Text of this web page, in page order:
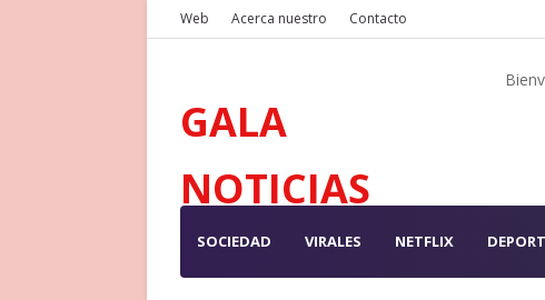
Web Acerca nuestro Contacto
GALA
NOTICIAS
SOCIEDAD VIRALES NETFLIX